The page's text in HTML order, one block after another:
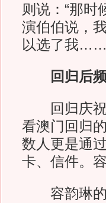
则说：“那时
演伯伯说，
以选了我
回归后
回归庆祝
看澳门回归
数人更是通
卡、信件。
容韵琳的